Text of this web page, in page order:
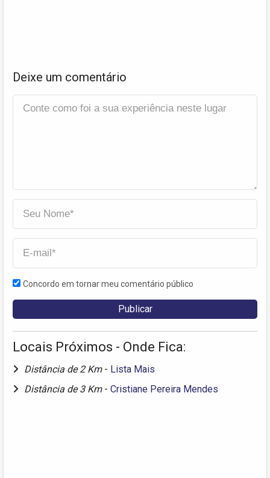
Deixe um comentário
Concordo em tornar meu comentário público
Locais Próximos - Onde Fica:
Distância de 2 Km - Lista Mais
Distância de 3 Km - Cristiane Pereira Mendes